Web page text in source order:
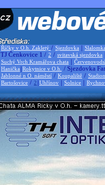
Říčky v O.h. Zakletý / Sjezdovka | Slalomka
TJ Čenkovice 1 / 2 / svitavská sjezdovka
Suchý Vrch Kramářova chata |
Hanička |Rokytnice v O.h. / Sjezdovka
Jablonné n O. náměstí / Koupaliště / Stadion
Bartošovice / 2 |Uhřínov | Solnice |